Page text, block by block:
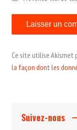
Ce site utilise Akismet
la façon dont les
Suivez-nous